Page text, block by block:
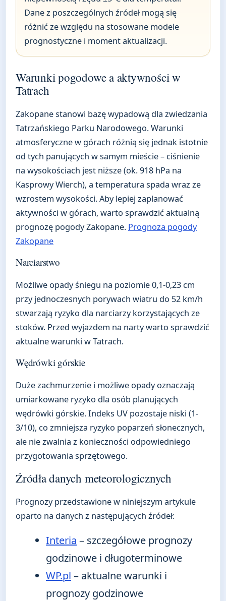
Dane z poszczególnych źródeł mogą się
różnić ze względu na stosowane modele
prognostyczne i moment aktualizacji.
Warunki pogodowe a aktywności w
Tatrach
Zakopane stanowi bazę wypadową dla zwiedzania
Tatrzańskiego Parku Narodowego. Warunki
atmosferyczne w górach różnią się jednak istotnie
od tych panujących w samym mieście – ciśnienie
na wysokościach jest niższe (ok. 918 hPa na
Kasprowy Wierch), a temperatura spada wraz ze
wzrostem wysokości. Aby lepiej zaplanować
aktywności w górach, warto sprawdzić aktualną
prognozę pogody Zakopane. Prognoza pogody
Zakopane
Narciarstwo
Możliwe opady śniegu na poziomie 0,1-0,23 cm
przy jednoczesnych porywach wiatru do 52 km/h
stwarzają ryzyko dla narciarzy korzystających ze
stoków. Przed wyjazdem na narty warto sprawdzić
aktualne warunki w Tatrach.
Wędrówki górskie
Duże zachmurzenie i możliwe opady oznaczają
umiarkowane ryzyko dla osób planujących
wędrówki górskie. Indeks UV pozostaje niski (1-
3/10), co zmniejsza ryzyko poparzeń słonecznych,
ale nie zwalnia z konieczności odpowiedniego
przygotowania sprzętowego.
Źródła danych meteorologicznych
Prognozy przedstawione w niniejszym artykule
oparto na danych z następujących źródeł:
Interia – szczegółowe prognozy
godzinowe i długoterminowe
WP.pl – aktualne warunki i
prognozy godzinowe